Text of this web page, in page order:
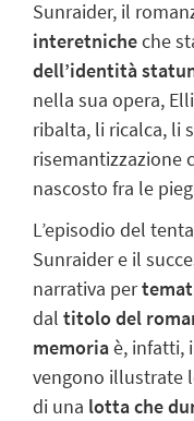
Sunraider, il
interetnicheche
dell’identità
nella sua opera,
ribalta, li ricalca, li
risemantizzazione
nascosto fra le
L’episodio del
Sunraider e il
narrativa per
dal titolo del
memoriaè, infatti,
vengono illustrate
di una lotta che